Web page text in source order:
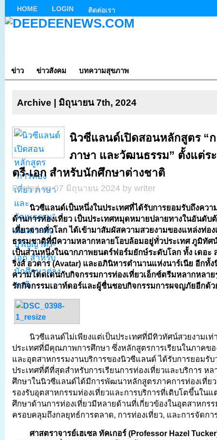
HOME LOGIN ติดต่อเรา
ข่าว ข่าวสังคม บทความสุขภาพ
Archive | มิถุนายน 7th, 2024
นิวซีแลนด์เปิดสอนหลักสูตร “ก
ภาษา และวัฒนธรรม” ตั้งแต่
ตรี-เอก สำหรับนักศึกษาต่างชาติ
Posted on 07 มิถุนายน 2024 by writer
นิวซีแลนด์เป็นหนึ่งในประเทศที่ได้รับการยอมรับถึงควา
ด้านการท่องเที่ยว เป็นประเทศหมุดหมายปลายทางในอันดับ
เที่ยวจากทั่วโลก ได้เข้ามาสัมผัสความสวยงามของแหล่งท่อง
ธรรมชาติที่มีความหลากหลายโอบล้อมอยู่ทั่วประเทศ ภูมิทัศ
เป็นส่วนหนึ่งในฉากภาพยนตร์ฟอร์มยักษ์ระดับโลก ทั้ง เดอะ
ริงส์ อวตาร (Avatar) และอภินิหารตำนานแห่งนาร์เนีย อีกทั้
ความโดดเด่นกับกิจกรรมการท่องเที่ยวเอ็กซ์ตรีมหลากหลาย
รักกิจกรรมเอาท์ดอร์และผู้ชื่นชอบกิจกรรมการผจญภัยอีกด้ว
นิวซีแลนด์ไม่เพียงแต่เป็นประเทศที่มีทิวทัศน์สวยงามเท่
ประเทศที่มีคุณภาพการศึกษา ซึ่งหลักสูตรการเรียนในภาคขอ
และอุตสาหกรรมงานบริการของนิวซีแลนด์ ได้รับการยอมรับ
ประเทศที่ดีที่สุดสำหรับการเรียนการท่องเที่ยวและบริการ ห
ศึกษาในนิวซีแลนด์ได้มีการพัฒนาหลักสูตรภาคการท่องเที่ยว
รองรับอุตสาหกรรมท่องเที่ยวและการบริการที่เติบโตขึ้นในแ
ศึกษาด้านการท่องเที่ยวมีหลายด้านที่เกี่ยวข้องในอุตสาหกรร
ครอบคลุมถึงกลยุทธ์การตลาด, การท่องเที่ยว, และการจัดกา
ศาสตราจารย์เฮเซล ทัคเกอร์ (Professor Hazel